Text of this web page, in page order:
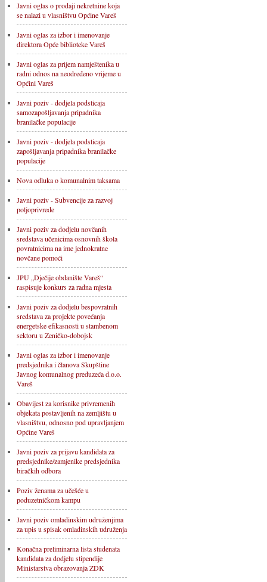
Javni oglas o prodaji nekretnine koja
se nalazi u vlasništvu Općine Vareš
Javni oglas za izbor i imenovanje
direktora Opće biblioteke Vareš
Javni oglas za prijem namještenika u
radni odnos na neodređeno vrijeme u
Općini Vareš
Javni poziv - dodjela podsticaja
samozapošljavanja pripadnika
branilačke populacije
Javni poziv - dodjela podsticaja
zapošljavanja pripadnika branilačke
populacije
Nova odluka o komunalnim taksama
Javni poziv - Subvencije za razvoj
poljoprivrede
Javni poziv za dodjelu novčanih
sredstava učenicima osnovnih škola
povratnicima na ime jednokratne
novčane pomoći
JPU „Dječije obdanište Vareš“
raspisuje konkurs za radna mjesta
Javni poziv za dodjelu bespovratnih
sredstava za projekte povećanja
energetske efikasnosti u stambenom
sektoru u Zeničko-dobojsk
Javni oglas za izbor i imenovanje
predsjednika i članova Skupštine
Javnog komunalnog preduzeća d.o.o.
Vareš
Obavijest za korisnike privremenih
objekata postavljenih na zemljištu u
vlasništvu, odnosno pod upravljanjem
Općine Vareš
Javni poziv za prijavu kandidata za
predsjednike/zamjenike predsjednika
biračkih odbora
Poziv ženama za učešće u
poduzetničkom kampu
Javni poziv omladinskim udruženjima
za upis u spisak omladinskih udruženja
Konačna preliminarna lista studenata
kandidata za dodjelu stipendije
Ministarstva obrazovanja ZDK